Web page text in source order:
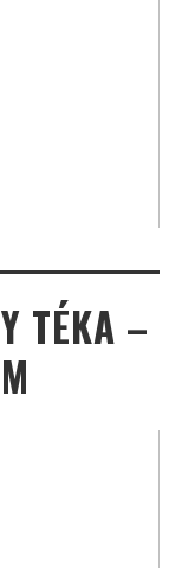
TÉKA –